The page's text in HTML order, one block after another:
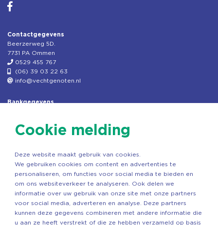
Contactgegevens
Beerzerweg 5D.
7731 PA Ommen
0529 455 767
(06) 39 03 22 63
info@vechtgenoten.nl
Bankgegevens
Rek.nr: NL85RABO0127579230
Copyright ©2026 Vechtgenoten
Cookie melding
Deze website maakt gebruik van cookies.
We gebruiken cookies om content en advertenties te
personaliseren, om functies voor social media te bieden en
om ons websiteverkeer te analyseren. Ook delen we
informatie over uw gebruik van onze site met onze partners
voor social media, adverteren en analyse. Deze partners
kunnen deze gegevens combineren met andere informatie die
u aan ze heeft verstrekt of die ze hebben verzameld op basis